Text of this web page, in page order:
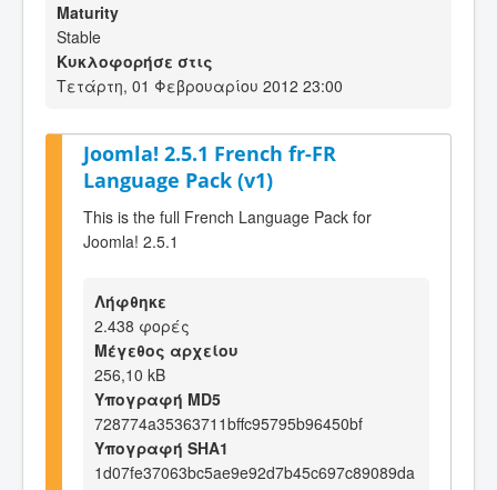
Maturity
Stable
Κυκλοφορήσε στις
Τετάρτη, 01 Φεβρουαρίου 2012 23:00
Joomla! 2.5.1 French fr-FR
Language Pack (v1)
This is the full French Language Pack for
Joomla! 2.5.1
Λήφθηκε
2.438 φορές
Μέγεθος αρχείου
256,10 kB
Υπογραφή MD5
728774a35363711bffc95795b96450bf
Υπογραφή SHA1
1d07fe37063bc5ae9e92d7b45c697c89089da